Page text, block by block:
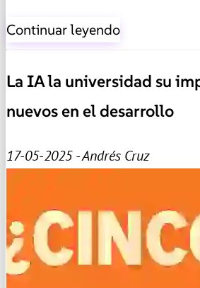
Continuar leyendo
La IA la universidad su
nuevos en el desarrollo
17-05-2025 - Andrés Cruz